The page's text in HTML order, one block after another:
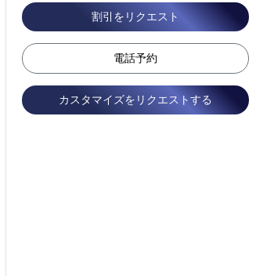
割引をリクエスト
電話予約
カスタマイズをリクエストする